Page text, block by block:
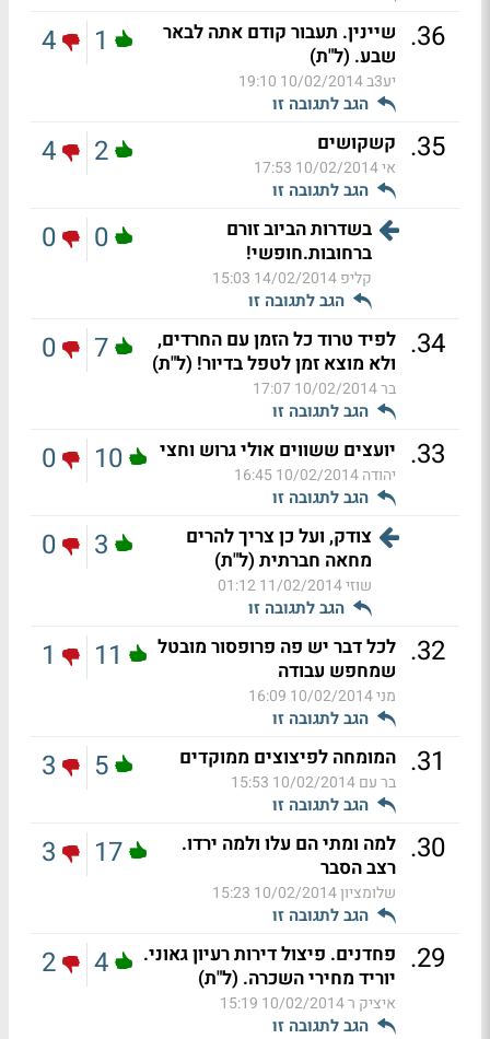
36
. שיינין. תעבור קודם אתה לבאר
שבע. (ל"ת)
יע3ב 10/02/2014 19:10
הגב לתגובה זו
1
4
35
. קשקושים
אי10/02/2014 17:53
הגב לתגובה זו
2
4
בשדרות הביוב זורם
ברחובות.חופשי!
קליפ14/02/2014 15:03
הגב לתגובה זו
0
0
34
. לפיד טרוד כל הזמן עם החרדים,
ולא מוצא זמן לטפל בדיור! (ל"ת)
בר10/02/2014 17:07
הגב לתגובה זו
7
0
33
. יועצים ששווים אולי גרוש וחצי
יהודה10/02/2014 16:45
הגב לתגובה זו
10
0
צודק, ועל כן צריך להרים
מחאה חברתית (ל"ת)
שוזי11/02/2014 01:12
הגב לתגובה זו
3
0
32
. לכל דבר יש פה פרופסור מובטל
שמחפש עבודה
מני10/02/2014 16:09
הגב לתגובה זו
11
1
31
. המומחה לפיצוצים ממוקדים
בר עם10/02/2014 15:53
הגב לתגובה זו
5
3
30
. למה ומתי הם עלו ולמה ירדו.
רצב הסבר
שלומציון10/02/2014 15:23
הגב לתגובה זו
17
3
29
. פחדנים. פיצול דירות רעיון גאוני.
יוריד מחירי השכרה. (ל"ת)
איציק ר10/02/2014 15:19
הגב לתגובה זו
4
2